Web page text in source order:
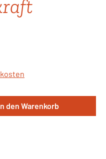
gewünschten
den Warenkorb